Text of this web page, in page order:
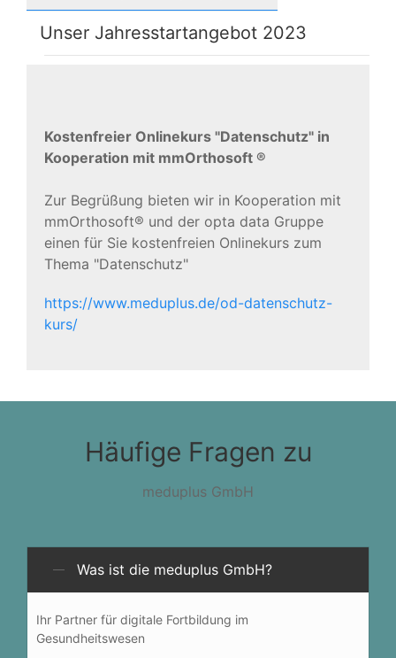
Unser Jahresstartangebot 2023
Kostenfreier Onlinekurs "Datenschutz" in
Kooperation mit mmOrthosoft ®
Zur Begrüßung bieten wir in Kooperation mit
mmOrthosoft® und der opta data Gruppe
einen für Sie kostenfreien Onlinekurs zum
Thema "Datenschutz"
https://www.meduplus.de/od-datenschutz-
kurs/
Häufige Fragen zu
meduplus GmbH
Was ist die meduplus GmbH?
Ihr Partner für digitale Fortbildung im
Gesundheitswesen